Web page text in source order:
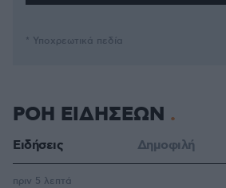
* Υποχρεωτικά πεδία
ΡΟΗ ΕΙΔΗΣΕΩΝ
Ειδήσεις Δημοφιλή
πριν 5 λεπτά